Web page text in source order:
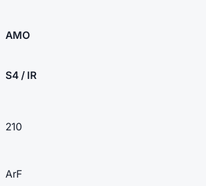
AMO
S4 / IR
210
ArF